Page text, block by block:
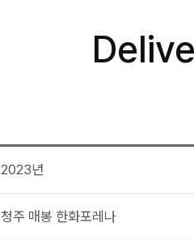
2023년
청주 매봉 한화포레나